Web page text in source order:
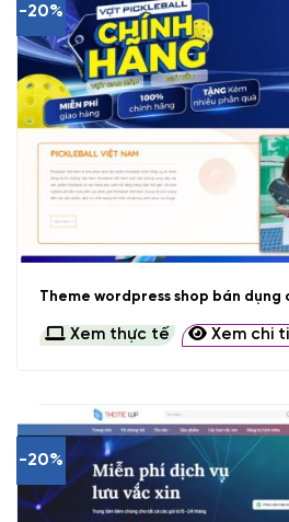
-20%
Theme wordpress shop bán dụng
Xem thực tế Xem chi
-20%